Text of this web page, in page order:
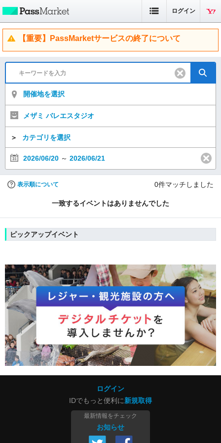
ログイン
【重要】PassMarketサービスの終了について
開催地を選択
メザミ バレエスタジオ
＞ カテゴリを選択
2026/06/20 ～ 2026/06/21
表示順について 0件マッチしました
一致するイベントはありませんでした
ピックアップイベント
ログイン
IDでもっと便利に新規取得
最新情報をチェック
お知らせ